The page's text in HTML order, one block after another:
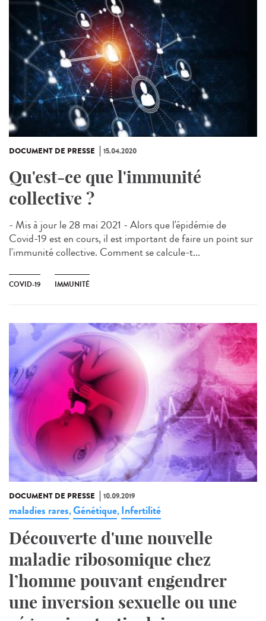
DOCUMENT DE PRESSE 15.04.2020
Qu'est-ce que l'immunité
collective ?
- Mis à jour le 28 mai 2021 - Alors que l'épidémie de
Covid-19 est en cours, il est important de faire un point sur
l'immunité collective. Comment se calcule-t...
COVID-19 IMMUNITÉ
DOCUMENT DE PRESSE 10.09.2019
maladies rares,Génétique, Infertilité
Découverte d'une nouvelle
maladie ribosomique chez
l’homme pouvant engendrer
une inversion sexuelle ou une